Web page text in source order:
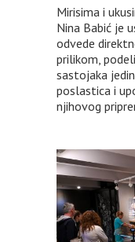
Mirisima i
Nina Babić je
odvede
prilikom,
sastojaka
poslastica i
njihovog